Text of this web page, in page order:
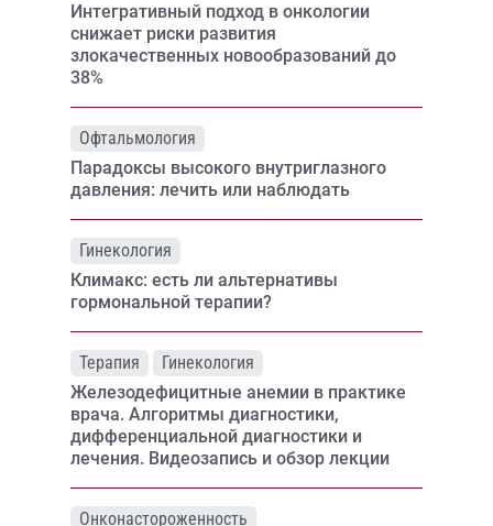
Интегративный подход в онкологии
снижает риски развития
злокачественных новообразований до
38%
Офтальмология
Парадоксы высокого внутриглазного
давления: лечить или наблюдать
Гинекология
Климакс: есть ли альтернативы
гормональной терапии?
Терапия
Гинекология
Железодефицитные анемии в практике
врача. Алгоритмы диагностики,
дифференциальной диагностики и
лечения. Видеозапись и обзор лекции
Онконастороженность